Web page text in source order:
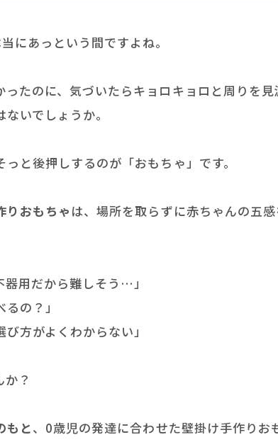
にあっという間ですよね。
ったのに、気づいたらキョロキョロと周りを
いでしょうか。
と後押しするのが「おもちゃ」です。
りおもちゃ は、場所を取らずに赤ちゃんの五
器用だから難しそう…」
の？」
方がよくわからない」
？
もと、0歳児の発達に合わせた壁掛け手作りお